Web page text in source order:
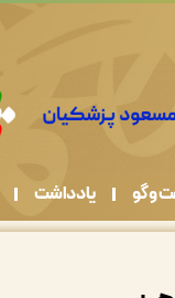
و گو یادداشت